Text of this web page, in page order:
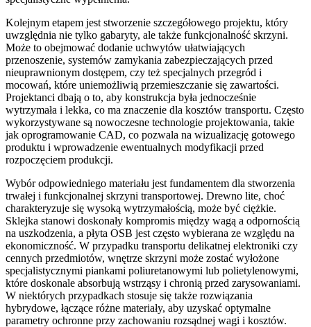
Kolejnym etapem jest stworzenie szczegółowego projektu, który
uwzględnia nie tylko gabaryty, ale także funkcjonalność skrzyni.
Może to obejmować dodanie uchwytów ułatwiających
przenoszenie, systemów zamykania zabezpieczających przed
nieuprawnionym dostępem, czy też specjalnych przegród i
mocowań, które uniemożliwią przemieszczanie się zawartości.
Projektanci dbają o to, aby konstrukcja była jednocześnie
wytrzymała i lekka, co ma znaczenie dla kosztów transportu. Często
wykorzystywane są nowoczesne technologie projektowania, takie
jak oprogramowanie CAD, co pozwala na wizualizację gotowego
produktu i wprowadzenie ewentualnych modyfikacji przed
rozpoczęciem produkcji.
Wybór odpowiedniego materiału jest fundamentem dla stworzenia
trwałej i funkcjonalnej skrzyni transportowej. Drewno lite, choć
charakteryzuje się wysoką wytrzymałością, może być ciężkie.
Sklejka stanowi doskonały kompromis między wagą a odpornością
na uszkodzenia, a płyta OSB jest często wybierana ze względu na
ekonomiczność. W przypadku transportu delikatnej elektroniki czy
cennych przedmiotów, wnętrze skrzyni może zostać wyłożone
specjalistycznymi piankami poliuretanowymi lub polietylenowymi,
które doskonale absorbują wstrząsy i chronią przed zarysowaniami.
W niektórych przypadkach stosuje się także rozwiązania
hybrydowe, łączące różne materiały, aby uzyskać optymalne
parametry ochronne przy zachowaniu rozsądnej wagi i kosztów.